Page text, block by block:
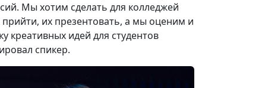
Мы хотим сделать для колледжей
их презентовать, а мы оценим и
креативных идей для студентов
спикер.